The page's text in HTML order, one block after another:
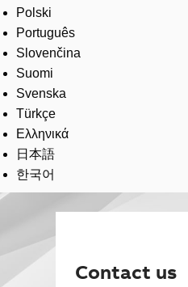
Polski
Português
Slovenčina
Suomi
Svenska
Türkçe
Ελληνικά
日本語
한국어
Contact us